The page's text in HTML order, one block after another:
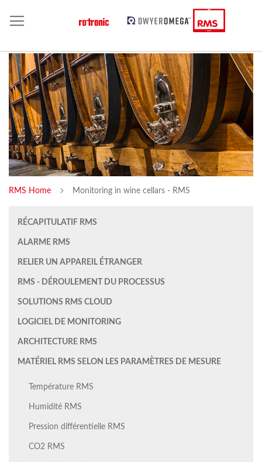
RMS Home Monitoring in wine cellars - RMS
RÉCAPITULATIF RMS
ALARME RMS
RELIER UN APPAREIL ÉTRANGER
RMS - DÉROULEMENT DU PROCESSUS
SOLUTIONS RMS CLOUD
LOGICIEL DE MONITORING
ARCHITECTURE RMS
MATÉRIEL RMS SELON LES PARAMÈTRES DE MESURE
Température RMS
Humidité RMS
Pression différentielle RMS
CO2 RMS